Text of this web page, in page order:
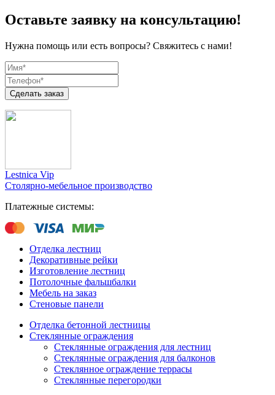
Оставьте заявку на консультацию!
Нужна помощь или есть вопросы? Свяжитесь с нами!
Сделать заказ
Lestnica Vip
Столярно-мебельное производство
Платежные системы:
Отделка лестниц
Декоративные рейки
Изготовление лестниц
Потолочные фальшбалки
Мебель на заказ
Стеновые панели
Отделка бетонной лестницы
Стеклянные ограждения
Стеклянные ограждения для лестниц
Стеклянные ограждения для балконов
Стеклянное ограждение террасы
Стеклянные перегородки